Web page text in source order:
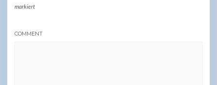
markiert
COMMENT